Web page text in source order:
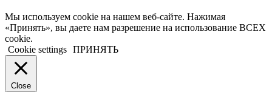
Мы используем cookie на нашем веб-сайте. Нажимая
«Принять», вы даете нам разрешение на использование ВСЕХ
cookie.
Cookie settings ПРИНЯТЬ
Close